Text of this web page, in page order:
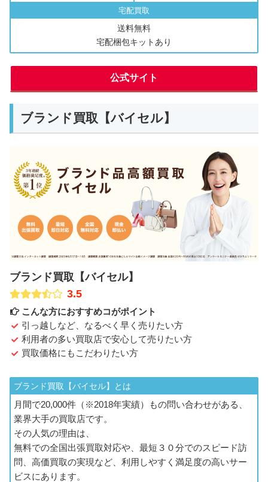
宅配買取
送料無料
宅配梱包キットあり
公式サイト
ブランド買取【バイセル】
ブランド買取【バイセル】
3.5
こんな方におすすめコがポイント
引っ越しなど、なるべく早く売りたい方
利用者の多い買取店で安心して売りたい方
買取価格にもこだわりたい方
ブランド買取【バイセル】とは
月間で20,000件（※2018年実績）もの問い合わせがある、
業界大手の買取店です。
その人気の理由は、
無料での全国出張買取対応や、最短３０分でのスピード訪
問、高価買取の実現など、利用しやすく満足度の高いサー
ビスにあります。